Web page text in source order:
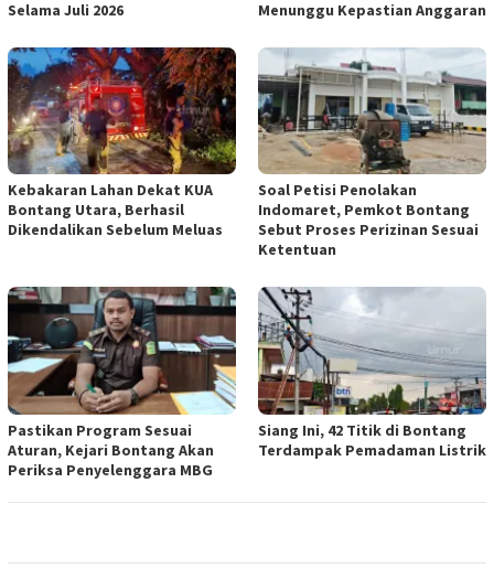
Selama Juli 2026 Menunggu Kepastian Anggaran
Kebakaran Lahan Dekat KUA
Bontang Utara, Berhasil
Dikendalikan Sebelum Meluas
Soal Petisi Penolakan
Indomaret, Pemkot Bontang
Sebut Proses Perizinan Sesuai
Ketentuan
Pastikan Program Sesuai
Aturan, Kejari Bontang Akan
Periksa Penyelenggara MBG
Siang Ini, 42 Titik di Bontang
Terdampak Pemadaman Listrik